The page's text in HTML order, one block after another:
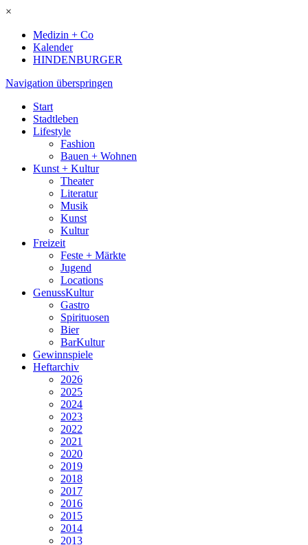
×
Medizin + Co
Kalender
HINDENBURGER
Navigation überspringen
Start
Stadtleben
Lifestyle
Fashion
Bauen + Wohnen
Kunst + Kultur
Theater
Literatur
Musik
Kunst
Kultur
Freizeit
Feste + Märkte
Jugend
Locations
GenussKultur
Gastro
Spirituosen
Bier
BarKultur
Gewinnspiele
Heftarchiv
2026
2025
2024
2023
2022
2021
2020
2019
2018
2017
2016
2015
2014
2013